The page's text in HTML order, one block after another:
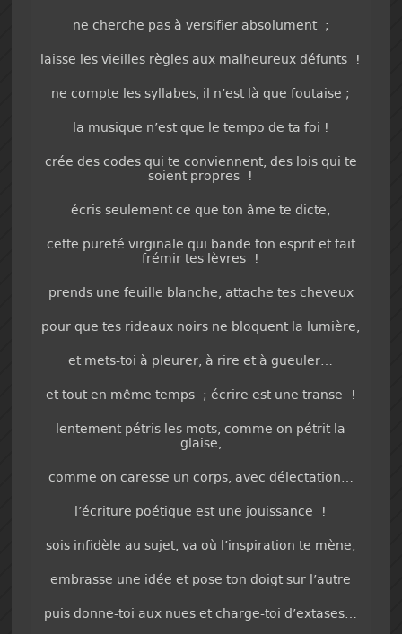
ne cherche pas à versifier absolument ;
laisse les vieilles règles aux malheureux défunts !
ne compte les syllabes, il n’est là que foutaise ;
la musique n’est que le tempo de ta foi !
crée des codes qui te conviennent, des lois qui te
soient propres !
écris seulement ce que ton âme te dicte,
cette pureté virginale qui bande ton esprit et fait
frémir tes lèvres !
prends une feuille blanche, attache tes cheveux
pour que tes rideaux noirs ne bloquent la lumière,
et mets-toi à pleurer, à rire et à gueuler…
et tout en même temps ; écrire est une transe !
lentement pétris les mots, comme on pétrit la
glaise,
comme on caresse un corps, avec délectation…
l’écriture poétique est une jouissance !
sois infidèle au sujet, va où l’inspiration te mène,
embrasse une idée et pose ton doigt sur l’autre
puis donne-toi aux nues et charge-toi d’extases…